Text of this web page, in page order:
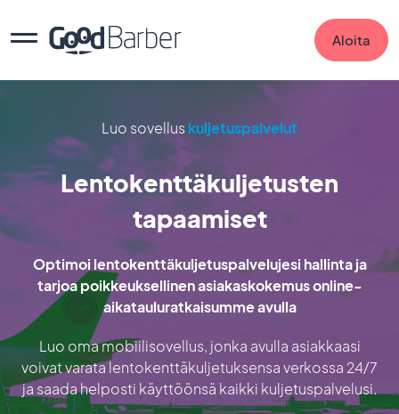
Aloita
Luo sovelluskuljetuspalvelut
Lentokenttäkuljetusten
tapaamiset
Optimoi lentokenttäkuljetuspalvelujesi hallinta ja
tarjoa poikkeuksellinen asiakaskokemus online-
aikatauluratkaisumme avulla
Luo oma mobiilisovellus, jonka avulla asiakkaasi
voivat varata lentokenttäkuljetuksensa verkossa 24/7
ja saada helposti käyttöönsä kaikki kuljetuspalvelusi.